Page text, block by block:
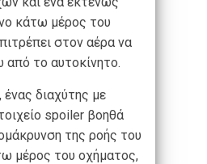
κάτω μέρος του
στον αέρα να
από το αυτοκίνητο.
διαχύτης με
spoiler βοηθά
της ροής του
μέρος του οχήματος,